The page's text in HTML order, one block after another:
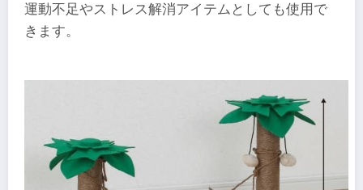
運動不足やストレス解消アイテムとしても使用で
きます。